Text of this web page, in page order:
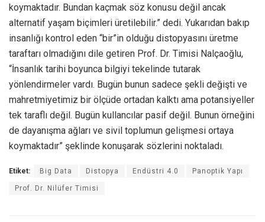
koymaktadır. Bundan kaçmak söz konusu değil ancak
alternatif yaşam biçimleri üretilebilir.” dedi. Yukarıdan bakıp
insanlığı kontrol eden “bir”in olduğu distopyasını üretme
taraftarı olmadığını dile getiren Prof. Dr. Timisi Nalçaoğlu,
“İnsanlık tarihi boyunca bilgiyi tekelinde tutarak
yönlendirmeler vardı. Bugün bunun sadece şekli değişti ve
mahretmiyetimiz bir ölçüde ortadan kalktı ama potansiyeller
tek taraflı değil. Bugün kullancılar pasif değil. Bunun örneğini
de dayanışma ağları ve sivil toplumun gelişmesi ortaya
koymaktadır” şeklinde konuşarak sözlerini noktaladı.
Etiket: Big Data Distopya Endüstri 4.0 Panoptik Yapı
Prof. Dr. Nilüfer Timisi